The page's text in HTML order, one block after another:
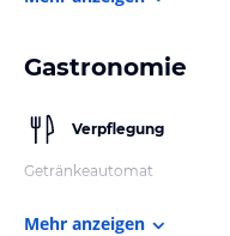
Gastronomie
Verpflegung
Getränkeautomat
Mehr anzeigen